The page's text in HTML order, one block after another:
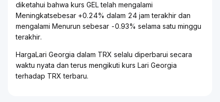
diketahui bahwa kurs GEL telah mengalami
Meningkatsebesar +0.24% dalam 24 jam terakhir dan
mengalami Menurun sebesar -0.93% selama satu minggu
terakhir.
HargaLari Georgia dalam TRX selalu diperbarui secara
waktu nyata dan terus mengikuti kurs Lari Georgia
terhadap TRX terbaru.